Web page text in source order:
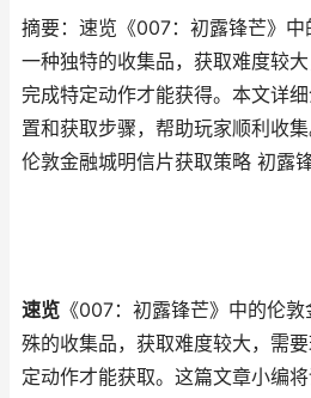
摘要：速览《007：初露锋芒》
一种独特的收集品，获取难度较
完成特定动作才能获得。本文详
置和获取步骤，帮助玩家顺利收
伦敦金融城明信片获取策略 初露
速览 《007：初露锋芒》中的伦
殊的收集品，获取难度较大，需
定动作才能获取。这篇文章小编